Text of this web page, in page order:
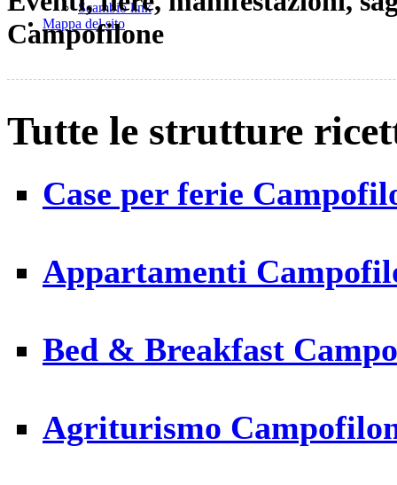
Scambio link
Mappa del sito
Campofilone
Tutte le strutture
Case per ferie
Appartamenti
Bed & Breakfast
Agriturismo